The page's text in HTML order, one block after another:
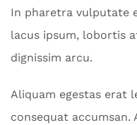
In pharetra vulputate
lacus ipsum, lobortis
dignissim arcu.
Aliquam egestas erat
consequat accumsan.